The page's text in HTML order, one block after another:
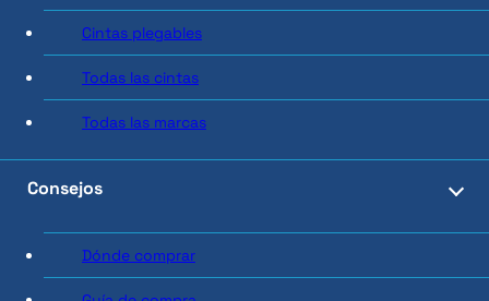
Cintas plegables
Todas las cintas
Todas las marcas
Consejos
Dónde comprar